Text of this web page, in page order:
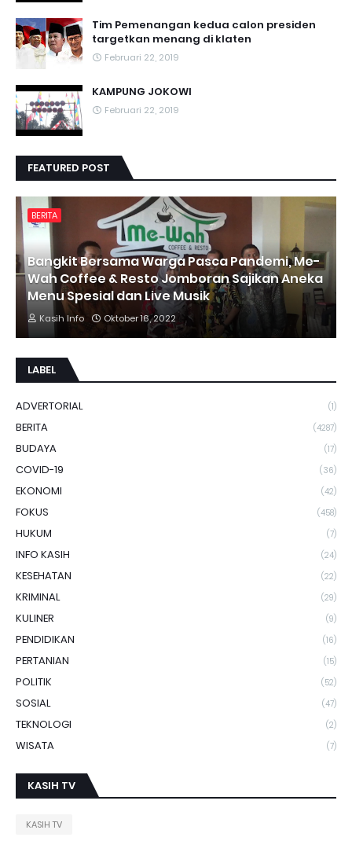
Tim Pemenangan kedua calon presiden
targetkan menang di klaten
Februari 22, 2019
KAMPUNG JOKOWI
Februari 22, 2019
FEATURED POST
BERITA
Bangkit Bersama Warga Pasca Pandemi, Me-
Wah Coffee & Resto Jomboran Sajikan Aneka
Menu Spesial dan Live Musik
Kasih Info Oktober 16, 2022
LABEL
ADVERTORIAL (1)
BERITA (4287)
BUDAYA (17)
COVID-19 (36)
EKONOMI (42)
FOKUS (458)
HUKUM (7)
INFO KASIH (24)
KESEHATAN (22)
KRIMINAL (29)
KULINER (9)
PENDIDIKAN (16)
PERTANIAN (15)
POLITIK (52)
SOSIAL (47)
TEKNOLOGI (2)
WISATA (7)
KASIH TV
KASIH TV